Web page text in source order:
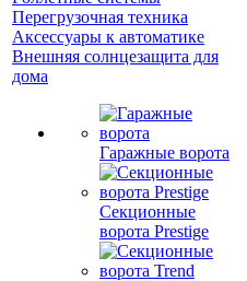
Перегрузочная техника
Аксессуары к автоматике
Внешняя солнцезащита для
дома
Гаражные ворота
Секционные
ворота Prestige